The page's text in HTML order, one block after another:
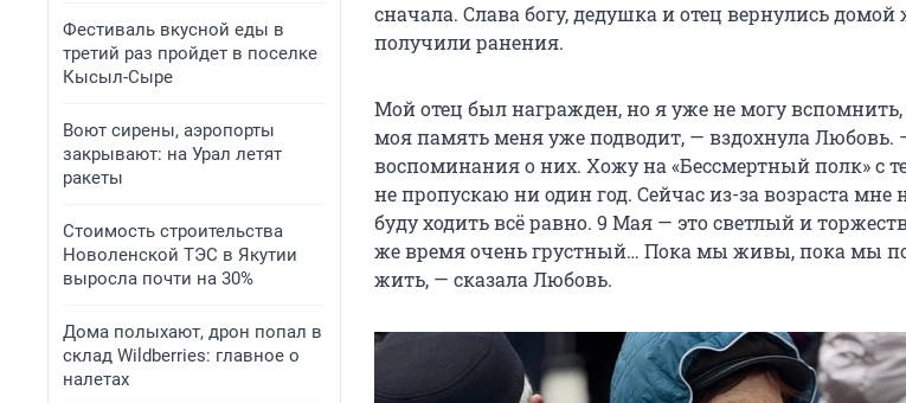
Фестиваль вкусной еды в
третий раз пройдет в поселке
Кысыл-Сыре
Воют сирены, аэропорты
закрывают: на Урал летят
ракеты
Стоимость строительства
Новоленской ТЭС в Якутии
выросла почти на 30%
Дома полыхают, дрон попал в
склад Wildberries: главное о
налетах
сначала. Слава богу, дедушка и отец вернулись
получили ранения.
Мой отец был награжден, но я уже не могу
моя память меня уже подводит, — вздохнула Любовь.
воспоминания о них. Хожу на «Бессмертный полк» с
не пропускаю ни один год. Сейчас из-за возраста
буду ходить всё равно. 9 Мая — это светлый и
же время очень грустный… Пока мы живы, пока мы
жить, — сказала Любовь.